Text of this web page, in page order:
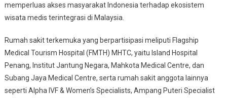
memperluas akses masyarakat Indonesia terhadap ekosistem
wisata medis terintegrasi di Malaysia.
Rumah sakit terkemuka yang berpartisipasi meliputi Flagship
Medical Tourism Hospital (FMTH) MHTC, yaitu Island Hospital
Penang, Institut Jantung Negara, Mahkota Medical Centre, dan
Subang Jaya Medical Centre, serta rumah sakit anggota lainnya
seperti Alpha IVF & Women’s Specialists, Ampang Puteri Specialist